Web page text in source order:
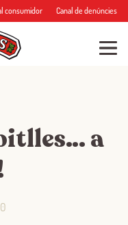
consumidor Canal de denúncies
a